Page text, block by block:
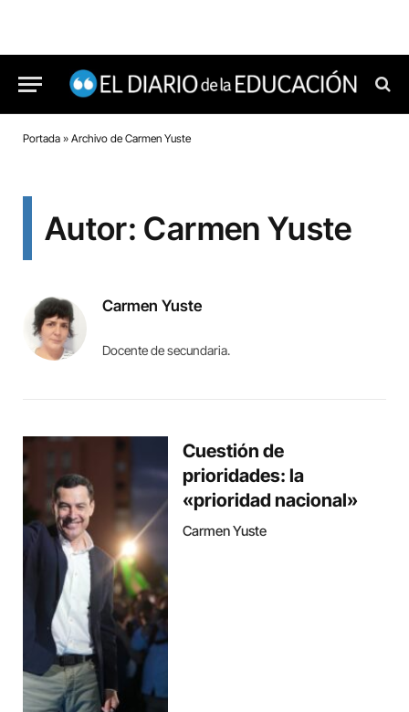
Portada » Archivo de Carmen Yuste
Autor: Carmen Yuste
Carmen Yuste
Docente de secundaria.
Cuestión de
prioridades: la
«prioridad nacional»
Carmen Yuste